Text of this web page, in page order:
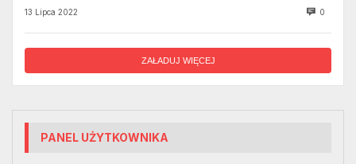
13 Lipca 2022 0
ZAŁADUJ WIĘCEJ
PANEL UŻYTKOWNIKA